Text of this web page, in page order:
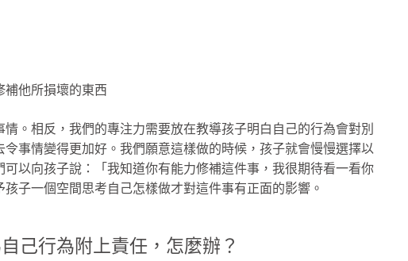
補他所損壞的東西
。相反，我們的專注力需要放在教導孩子明白自己的行為會對別
事情變得更加好。我們願意這樣做的時候，孩子就會慢慢選擇以
以向孩子說：「我知道你有能力修補這件事，我很期待看一看你
子一個空間思考自己怎樣做才對這件事有正面的影響。
己行為附上責任，怎麼辦？